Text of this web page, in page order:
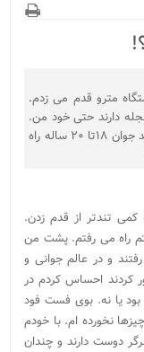
مترو قدم می زدم.
دارند حتی خود من.
داشتم راه می رفتم. پشت من چند نوجوان یا شاید جوان ۱۸تا ۲۰ ساله راه
کمی تندتر از قدم زدن.
راه می رفتم. پشت من
۲۰ ساله راه می رفتند و در عالم جوانی و
کردند احساس کردم در
یا نه. بوی فست فود
نخورده ام. با خودم
دوست دارند و چندان